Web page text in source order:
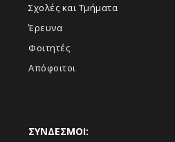
Σχολές και Τμήματα
Έρευνα
Φοιτητές
Απόφοιτοι
ΣΥΝΔΕΣΜΟΙ: